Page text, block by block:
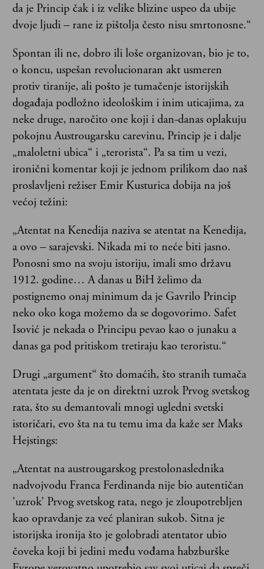
da je Princip čak i iz velike blizine uspeo da ubije
dvoje ljudi – rane iz pištolja često nisu smrtonosne.“
Spontan ili ne, dobro ili loše organizovan, bio je to,
o koncu, uspešan revolucionaran akt usmeren
protiv tiranije, ali pošto je tumačenje istorijskih
događaja podložno ideološkim i inim uticajima, za
neke druge, naročito one koji i dan-danas oplakuju
pokojnu Austrougarsku carevinu, Princip je i dalje
„maloletni ubica“ i „terorista“. Pa sa tim u vezi,
ironični komentar koji je jednom prilikom dao naš
proslavljeni režiser Emir Kusturica dobija na još
većoj težini:
„Atentat na Kenedija naziva se atentat na Kenedija,
a ovo – sarajevski. Nikada mi to neće biti jasno.
Ponosni smo na svoju istoriju, imali smo državu
1912. godine… A danas u BiH želimo da
postignemo onaj minimum da je Gavrilo Princip
neko oko koga možemo da se dogovorimo. Safet
Isović je nekada o Principu pevao kao o junaku a
danas ga pod pritiskom tretiraju kao teroristu.“
Drugi „argument“ što domaćih, što stranih tumača
atentata jeste da je on direktni uzrok Prvog svetskog
rata, što su demantovali mnogi ugledni svetski
istoričari, evo šta na tu temu ima da kaže ser Maks
Hejstings:
„Atentat na austrougarskog prestolonaslednika
nadvojvodu Franca Ferdinanda nije bio autentičan
’uzrok’ Prvog svetskog rata, nego je zloupotrebljen
kao opravdanje za već planiran sukob. Sitna je
istorijska ironija što je golobradi atentator ubio
čoveka koji bi jedini među vođama habzburške